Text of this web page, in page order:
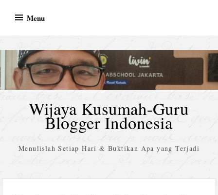
Menu
Wijaya Kusumah-Guru
Blogger Indonesia
Menulislah Setiap Hari & Buktikan Apa yang Terjadi